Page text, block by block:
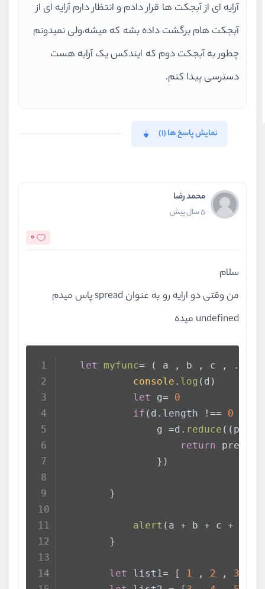
آرایه ای از آبجکت ها قرار دادم و انتظار دارم آرایه ای از
آبجکت هام برگشت داده بشه که میشه،ولی نمیدونم
چطور به آبجکت دوم که ایندکس یک آرایه هست
دسترسی پیدا کنم.
نمایش پاسخ ها (1)
محمد رضا
5 سال پیش
0
سلام
من وقتی دو ارایه رو به عنوان spread پاس میدم
undefined میده
let myfunc= ( a , b , c , ...d
console . log (d)
let
g= 0
if (d. length !== 0
                g =d.
reduce ( ( pre ,
return pre +
                })
        }
alert (a + b + c + g)
        }
let list1= [ 1 , 2 , 3